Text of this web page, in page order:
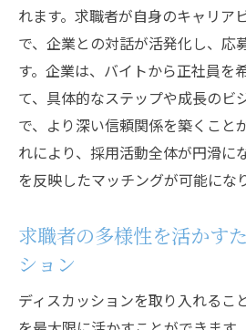
れます。求職者が自身のキャリア
で、企業との対話が活発化し、応
す。企業は、バイトから正社員を
て、具体的なステップや成長のビ
で、より深い信頼関係を築くこと
れにより、採用活動全体が円滑に
を反映したマッチングが可能にな
求職者の多様性を活かす
ション
ディスカッションを取り入れるこ